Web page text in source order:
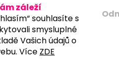
záleží
souhlasíte s
smysluplné
Vašich údajů o
Více ZDE